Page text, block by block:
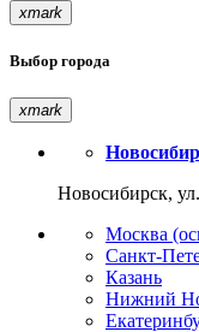
xmark
Выбор города
xmark
Новосибирск,
Москва
Санкт-
Казань
Нижний